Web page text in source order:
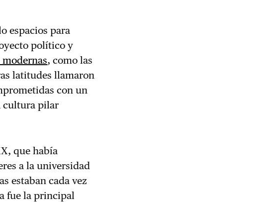
espacios para
político y
modernas, como las
latitudes llamaron
con un
cultura pilar
que había
a la universidad
estaban cada vez
fue la principal